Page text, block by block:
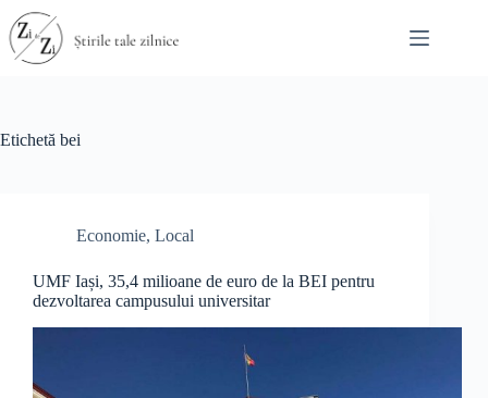
la
conținut
Etichetă bei
Economie, Local
UMF Iași, 35,4 milioane de euro de la BEI pentru
dezvoltarea campusului universitar